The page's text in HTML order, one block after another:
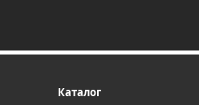
Каталог